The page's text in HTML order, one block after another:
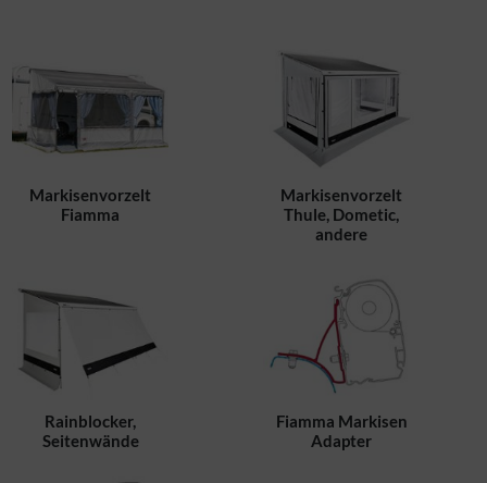
Markisenvorzelt
Fiamma
Markisenvorzelt
Thule, Dometic,
andere
Rainblocker,
Seitenwände
Fiamma Markisen
Adapter